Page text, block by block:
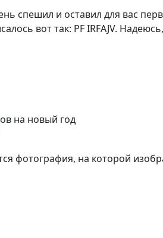
спешил и оставил для вас
вот так: PF IRFAJV.
фотография, на которой